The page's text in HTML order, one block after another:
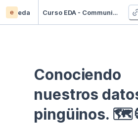
e eda Curso EDA - Communication - Duplicate
Conociendo
nuestros
pingüinos.